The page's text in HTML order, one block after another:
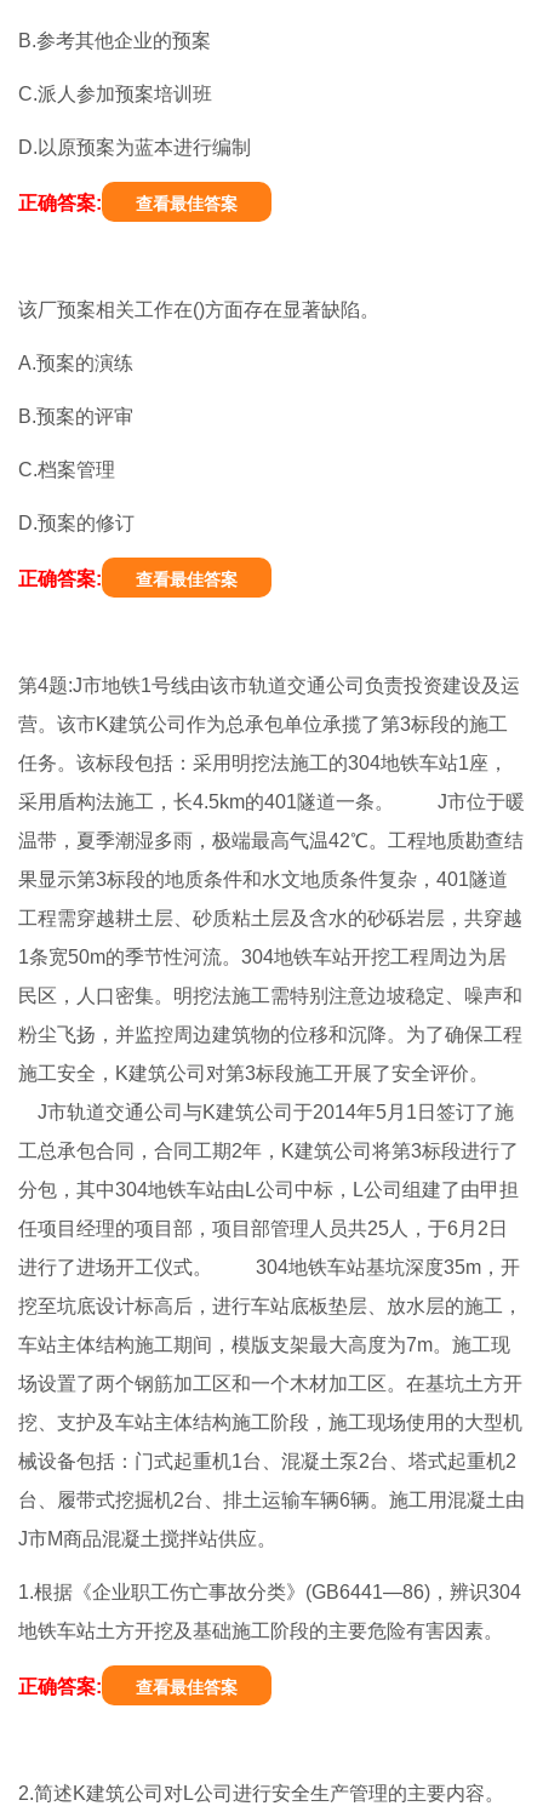
B.参考其他企业的预案
C.派人参加预案培训班
D.以原预案为蓝本进行编制
正确答案: 查看最佳答案
该厂预案相关工作在()方面存在显著缺陷。
A.预案的演练
B.预案的评审
C.档案管理
D.预案的修订
正确答案: 查看最佳答案
第4题:J市地铁1号线由该市轨道交通公司负责投资建设及运
营。该市K建筑公司作为总承包单位承揽了第3标段的施工
任务。该标段包括：采用明挖法施工的304地铁车站1座，
采用盾构法施工，长4.5km的401隧道一条。 J市位于暖
温带，夏季潮湿多雨，极端最高气温42℃。工程地质勘查结
果显示第3标段的地质条件和水文地质条件复杂，401隧道
工程需穿越耕土层、砂质粘土层及含水的砂砾岩层，共穿越
1条宽50m的季节性河流。304地铁车站开挖工程周边为居
民区，人口密集。明挖法施工需特别注意边坡稳定、噪声和
粉尘飞扬，并监控周边建筑物的位移和沉降。为了确保工程
施工安全，K建筑公司对第3标段施工开展了安全评价。
J市轨道交通公司与K建筑公司于2014年5月1日签订了施
工总承包合同，合同工期2年，K建筑公司将第3标段进行了
分包，其中304地铁车站由L公司中标，L公司组建了由甲担
任项目经理的项目部，项目部管理人员共25人，于6月2日
进行了进场开工仪式。 304地铁车站基坑深度35m，开
挖至坑底设计标高后，进行车站底板垫层、放水层的施工，
车站主体结构施工期间，模版支架最大高度为7m。施工现
场设置了两个钢筋加工区和一个木材加工区。在基坑土方开
挖、支护及车站主体结构施工阶段，施工现场使用的大型机
械设备包括：门式起重机1台、混凝土泵2台、塔式起重机2
台、履带式挖掘机2台、排土运输车辆6辆。施工用混凝土由
J市M商品混凝土搅拌站供应。
1.根据《企业职工伤亡事故分类》(GB6441—86)，辨识304
地铁车站土方开挖及基础施工阶段的主要危险有害因素。
正确答案: 查看最佳答案
2.简述K建筑公司对L公司进行安全生产管理的主要内容。